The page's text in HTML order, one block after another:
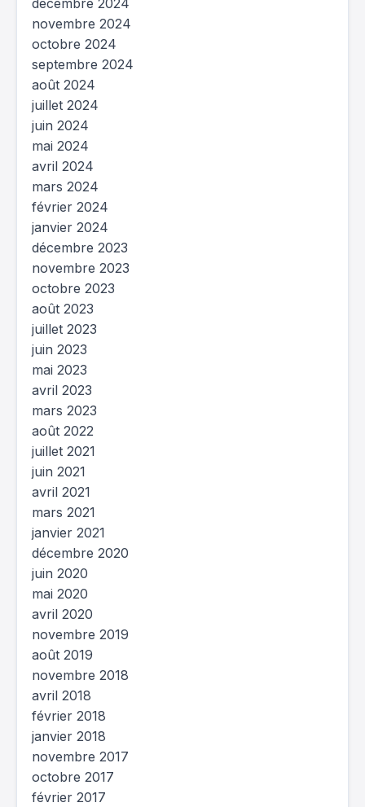
décembre 2024
novembre 2024
octobre 2024
septembre 2024
août 2024
juillet 2024
juin 2024
mai 2024
avril 2024
mars 2024
février 2024
janvier 2024
décembre 2023
novembre 2023
octobre 2023
août 2023
juillet 2023
juin 2023
mai 2023
avril 2023
mars 2023
août 2022
juillet 2021
juin 2021
avril 2021
mars 2021
janvier 2021
décembre 2020
juin 2020
mai 2020
avril 2020
novembre 2019
août 2019
novembre 2018
avril 2018
février 2018
janvier 2018
novembre 2017
octobre 2017
février 2017